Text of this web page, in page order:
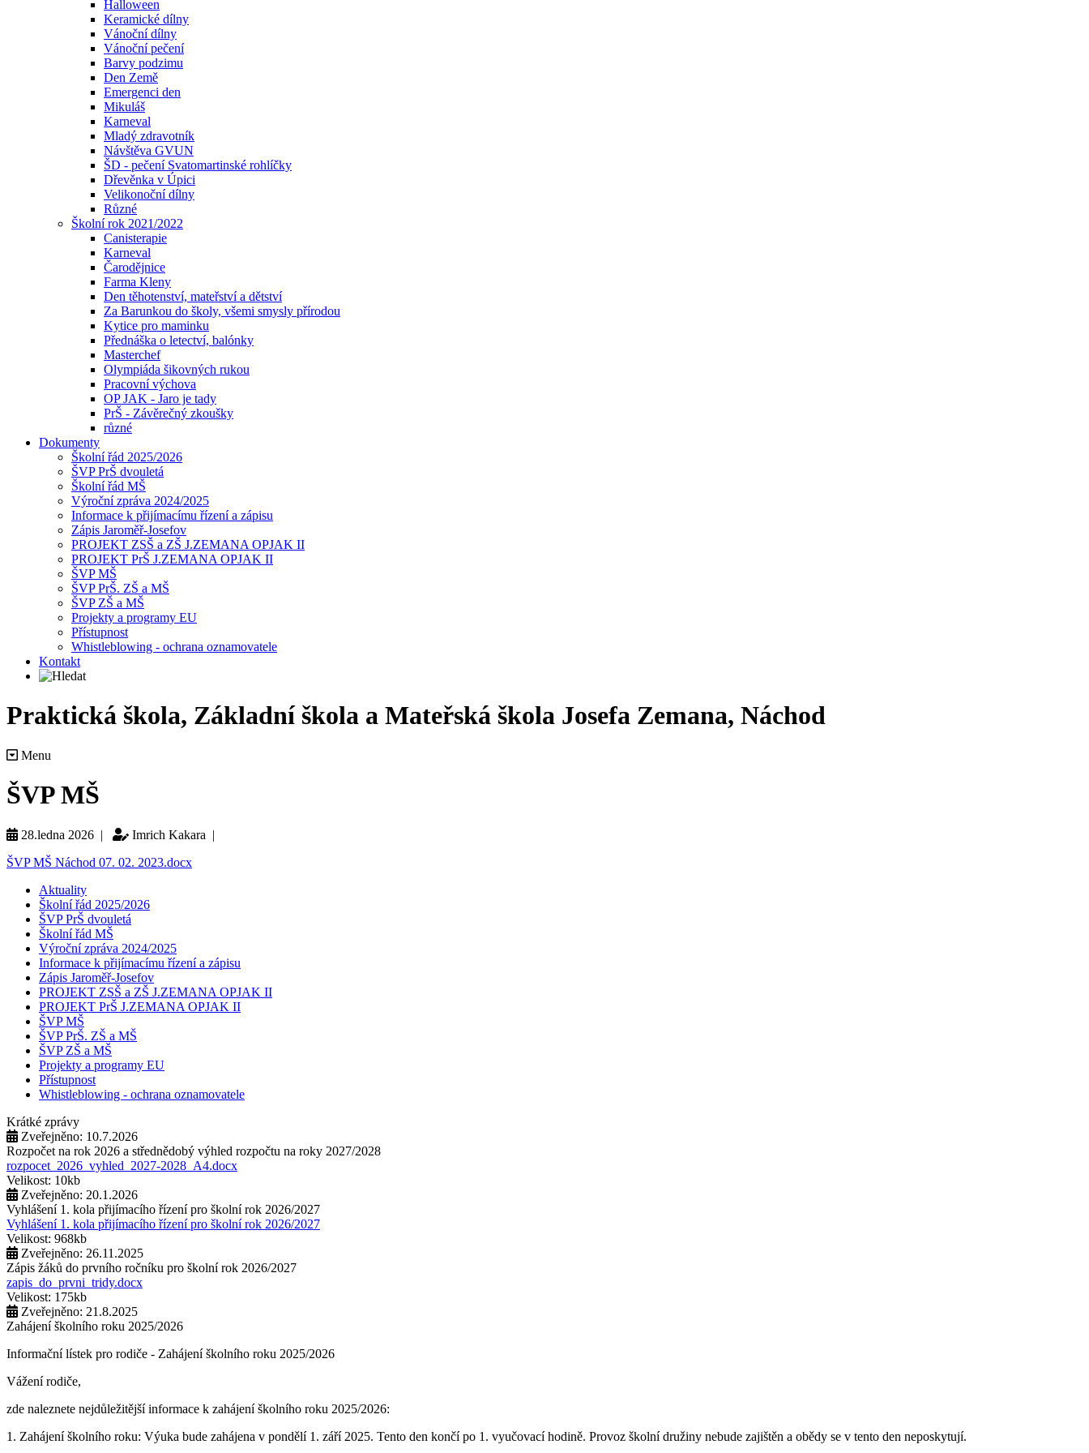
Halloween
Keramické dílny
Vánoční dílny
Vánoční pečení
Barvy podzimu
Den Země
Emergenci den
Mikuláš
Karneval
Mladý zdravotník
Návštěva GVUN
ŠD - pečení Svatomartinské rohlíčky
Dřevěnka v Úpici
Velikonoční dílny
Různé
Školní rok 2021/2022
Canisterapie
Karneval
Čarodějnice
Farma Kleny
Den těhotenství, mateřství a dětství
Za Barunkou do školy, všemi smysly přírodou
Kytice pro maminku
Přednáška o letectví, balónky
Masterchef
Olympiáda šikovných rukou
Pracovní výchova
OP JAK - Jaro je tady
PrŠ - Závěrečný zkoušky
různé
Dokumenty
Školní řád 2025/2026
ŠVP PrŠ dvouletá
Školní řád MŠ
Výroční zpráva 2024/2025
Informace k přijímacímu řízení a zápisu
Zápis Jaroměř-Josefov
PROJEKT ZSŠ a ZŠ J.ZEMANA OPJAK II
PROJEKT PrŠ J.ZEMANA OPJAK II
ŠVP MŠ
ŠVP PrŠ. ZŠ a MŠ
ŠVP ZŠ a MŠ
Projekty a programy EU
Přístupnost
Whistleblowing - ochrana oznamovatele
Kontakt
Praktická škola, Základní škola a Mateřská škola Josefa Zemana, Náchod
Menu
ŠVP MŠ
28.ledna 2026 |
Imrich Kakara |
ŠVP MŠ Náchod 07. 02. 2023.docx
Aktuality
Školní řád 2025/2026
ŠVP PrŠ dvouletá
Školní řád MŠ
Výroční zpráva 2024/2025
Informace k přijímacímu řízení a zápisu
Zápis Jaroměř-Josefov
PROJEKT ZSŠ a ZŠ J.ZEMANA OPJAK II
PROJEKT PrŠ J.ZEMANA OPJAK II
ŠVP MŠ
ŠVP PrŠ. ZŠ a MŠ
ŠVP ZŠ a MŠ
Projekty a programy EU
Přístupnost
Whistleblowing - ochrana oznamovatele
Krátké zprávy
Zveřejněno: 10.7.2026
Rozpočet na rok 2026 a střednědobý výhled rozpočtu na roky 2027/2028
rozpocet_2026_vyhled_2027-2028_A4.docx
Velikost: 10kb
Zveřejněno: 20.1.2026
Vyhlášení 1. kola přijímacího řízení pro školní rok 2026/2027
Vyhlášení 1. kola přijímacího řízení pro školní rok 2026/2027
Velikost: 968kb
Zveřejněno: 26.11.2025
Zápis žáků do prvního ročníku pro školní rok 2026/2027
zapis_do_prvni_tridy.docx
Velikost: 175kb
Zveřejněno: 21.8.2025
Zahájení školního roku 2025/2026
Informační lístek pro rodiče - Zahájení školního roku 2025/2026
Vážení rodiče,
zde naleznete nejdůležitější informace k zahájení školního roku 2025/2026:
1. Zahájení školního roku: Výuka bude zahájena v pondělí 1. září 2025. Tento den končí po 1. vyučovací hodině. Provoz školní družiny nebude zajištěn a obědy se v tento den neposkytují.